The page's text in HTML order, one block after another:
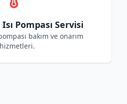
Pompası Servisi
bakım ve onarım
hizmetleri.